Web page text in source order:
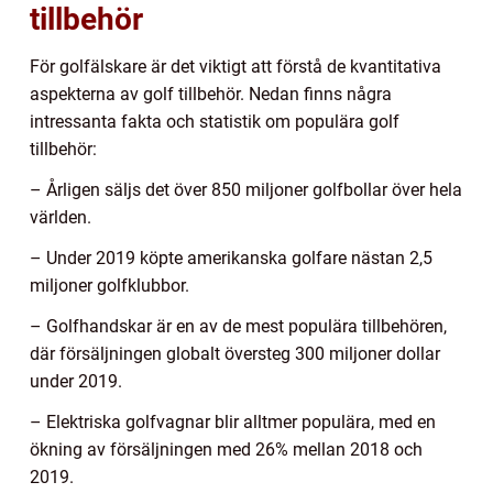
tillbehör
För golfälskare är det viktigt att förstå de kvantitativa
aspekterna av golf tillbehör. Nedan finns några
intressanta fakta och statistik om populära golf
tillbehör:
– Årligen säljs det över 850 miljoner golfbollar över hela
världen.
– Under 2019 köpte amerikanska golfare nästan 2,5
miljoner golfklubbor.
– Golfhandskar är en av de mest populära tillbehören,
där försäljningen globalt översteg 300 miljoner dollar
under 2019.
– Elektriska golfvagnar blir alltmer populära, med en
ökning av försäljningen med 26% mellan 2018 och
2019.